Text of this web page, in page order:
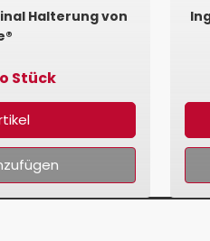
Halterung von
Stück